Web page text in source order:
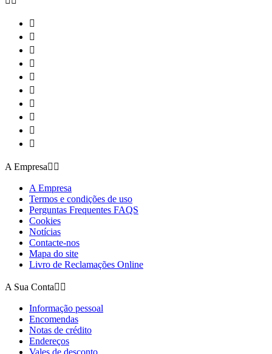










A Empresa 
A Empresa
Termos e condições de uso
Perguntas Frequentes FAQS
Cookies
Notícias
Contacte-nos
Mapa do site
Livro de Reclamações Online
A Sua Conta 
Informação pessoal
Encomendas
Notas de crédito
Endereços
Vales de desconto